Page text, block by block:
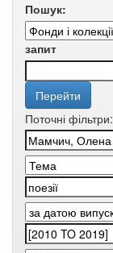
Пошук:
запит
Поточні фільтри: